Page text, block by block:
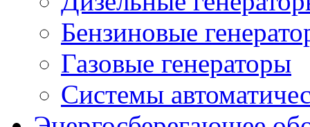
Бензиновые
Газовые генераторы
Системы